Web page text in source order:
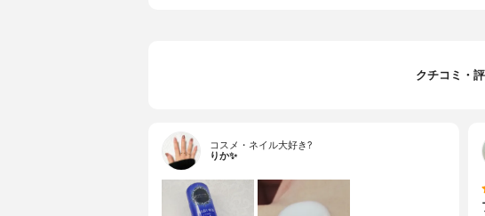
ロピレングリコール、α-オ
ニルアルコール、無水ケイ
酸、カルボキシビニルポリ
ロ亜硫酸ナトリウム、フェ
クチコミ・
コスメ・ネイル大好き?
りか✨